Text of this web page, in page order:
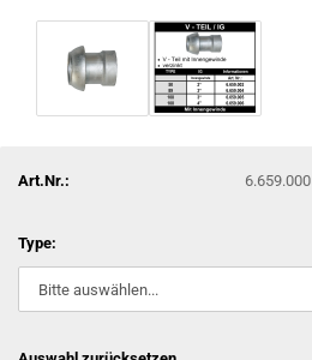
Art.Nr.: 6.659.000
Type: